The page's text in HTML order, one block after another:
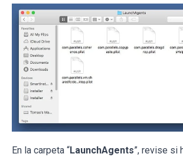
En la carpeta “LaunchAgents”, revise si